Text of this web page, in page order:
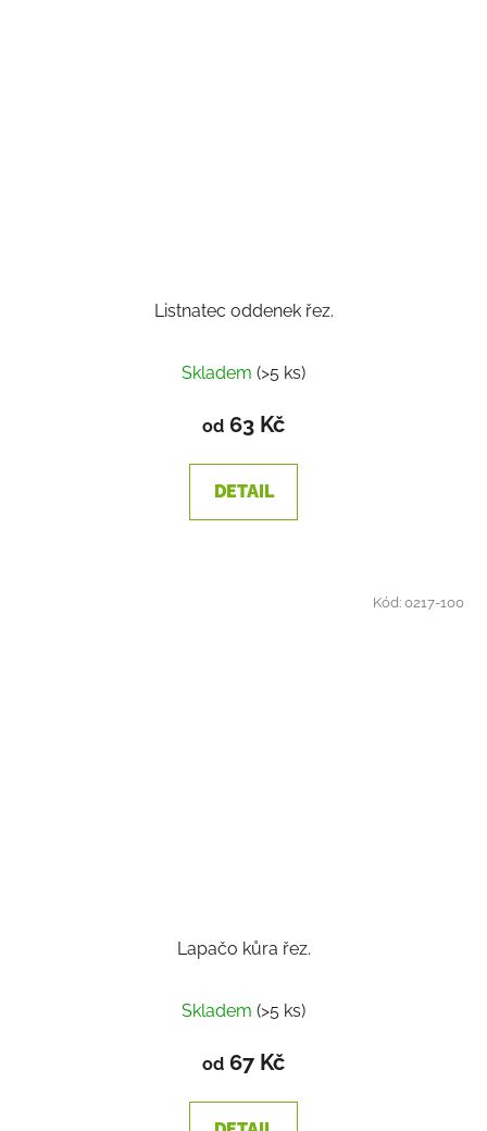
Listnatec oddenek řez.
Skladem (>5 ks)
od 63 Kč
DETAIL
Lapačo kůra řez.
Skladem (>5 ks)
od 67 Kč
Kód:0217-100